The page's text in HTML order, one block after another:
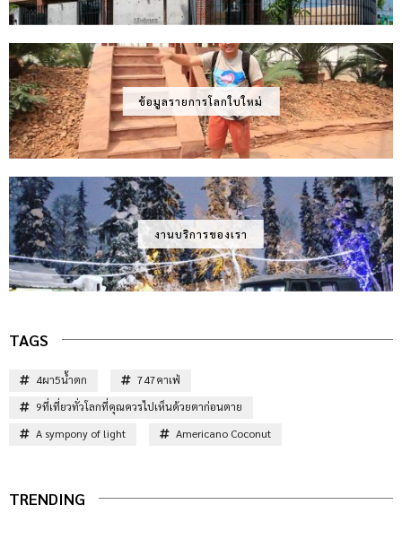
ข้อมูลรายการโลกใบใหม่
งานบริการของเรา
TAGS
4ผา5น้ำตก
747คาเฟ่
9ที่เที่ยวทั่วโลกที่คุณควรไปเห็นด้วยตาก่อนตาย
A sympony of light
Americano Coconut
TRENDING